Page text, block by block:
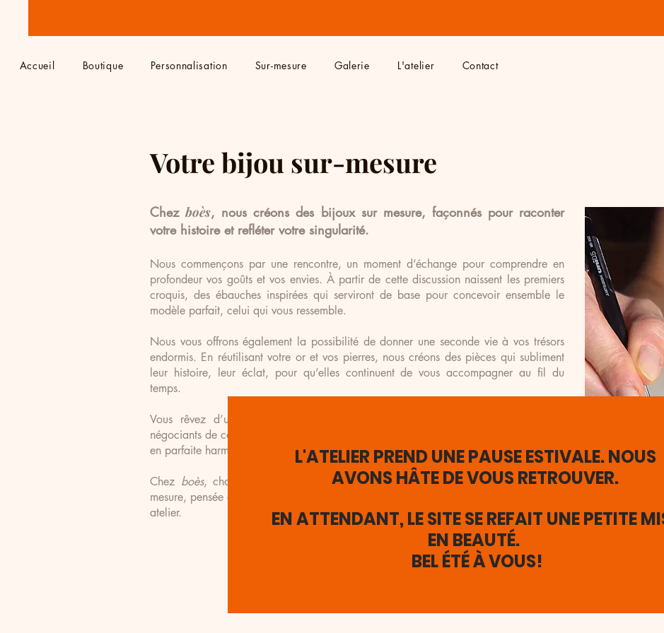
Accueil Boutique Personnalisation Sur-mesure Galerie L'atelier Contact
Votre bijou sur-mesure
Chezboès, nous créons des bijoux sur mesure, façonnés pour raconter
votre histoire et refléter votre singularité.
Nous commençons par une rencontre, un moment d’échange pour comprendre en
profondeur vos goûts et vos envies. À partir de cette discussion naissent les premiers
croquis, des ébauches inspirées qui serviront de base pour concevoir ensemble le
modèle parfait, celui qui vous ressemble.
Nous vous offrons également la possibilité de donner une seconde vie à vos trésors
endormis. En réutilisant votre or et vos pierres, nous créons des pièces qui subliment
leur histoire, leur éclat, pour qu’elles continuent de vous accompagner au fil du
temps.
Vous rêvez d’une gemme spécifique ? Grâce à notre collaboration avec des
négociants de confiance, nous sélectionnons pour vous des pierres rares et précieuses,
en parfaite harmonie avec vos désirs.
Chez boès, chaque bijou est bien plus qu’un simple objet : c’est une œuvre sur
mesure, pensée et façonnée pour vous, avec toute la passion et le savoir-faire de notre
atelier.
L'ATELIER PREND UNE PAUSE ESTIVALE. NOUS
AVONS HÂTE DE VOUS RETROUVER.
EN ATTENDANT, LE SITE SE REFAIT UNE PETITE
EN BEAUTÉ.
BEL ÉTÉ À VOUS!